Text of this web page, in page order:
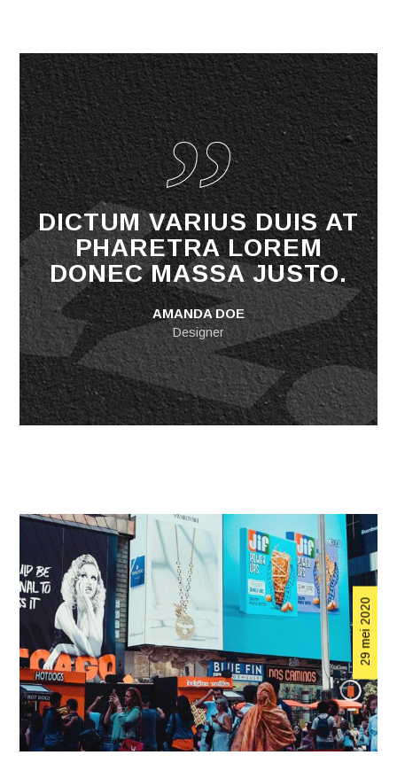
DICTUM VARIUS DUIS AT
PHARETRA LOREM
DONEC MASSA JUSTO.
AMANDA DOE
Designer
29 mei 2020